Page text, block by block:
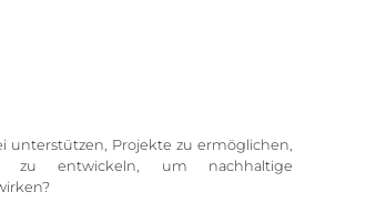
unterstützen, Projekte zu ermöglichen,
zu entwickeln, um nachhaltige